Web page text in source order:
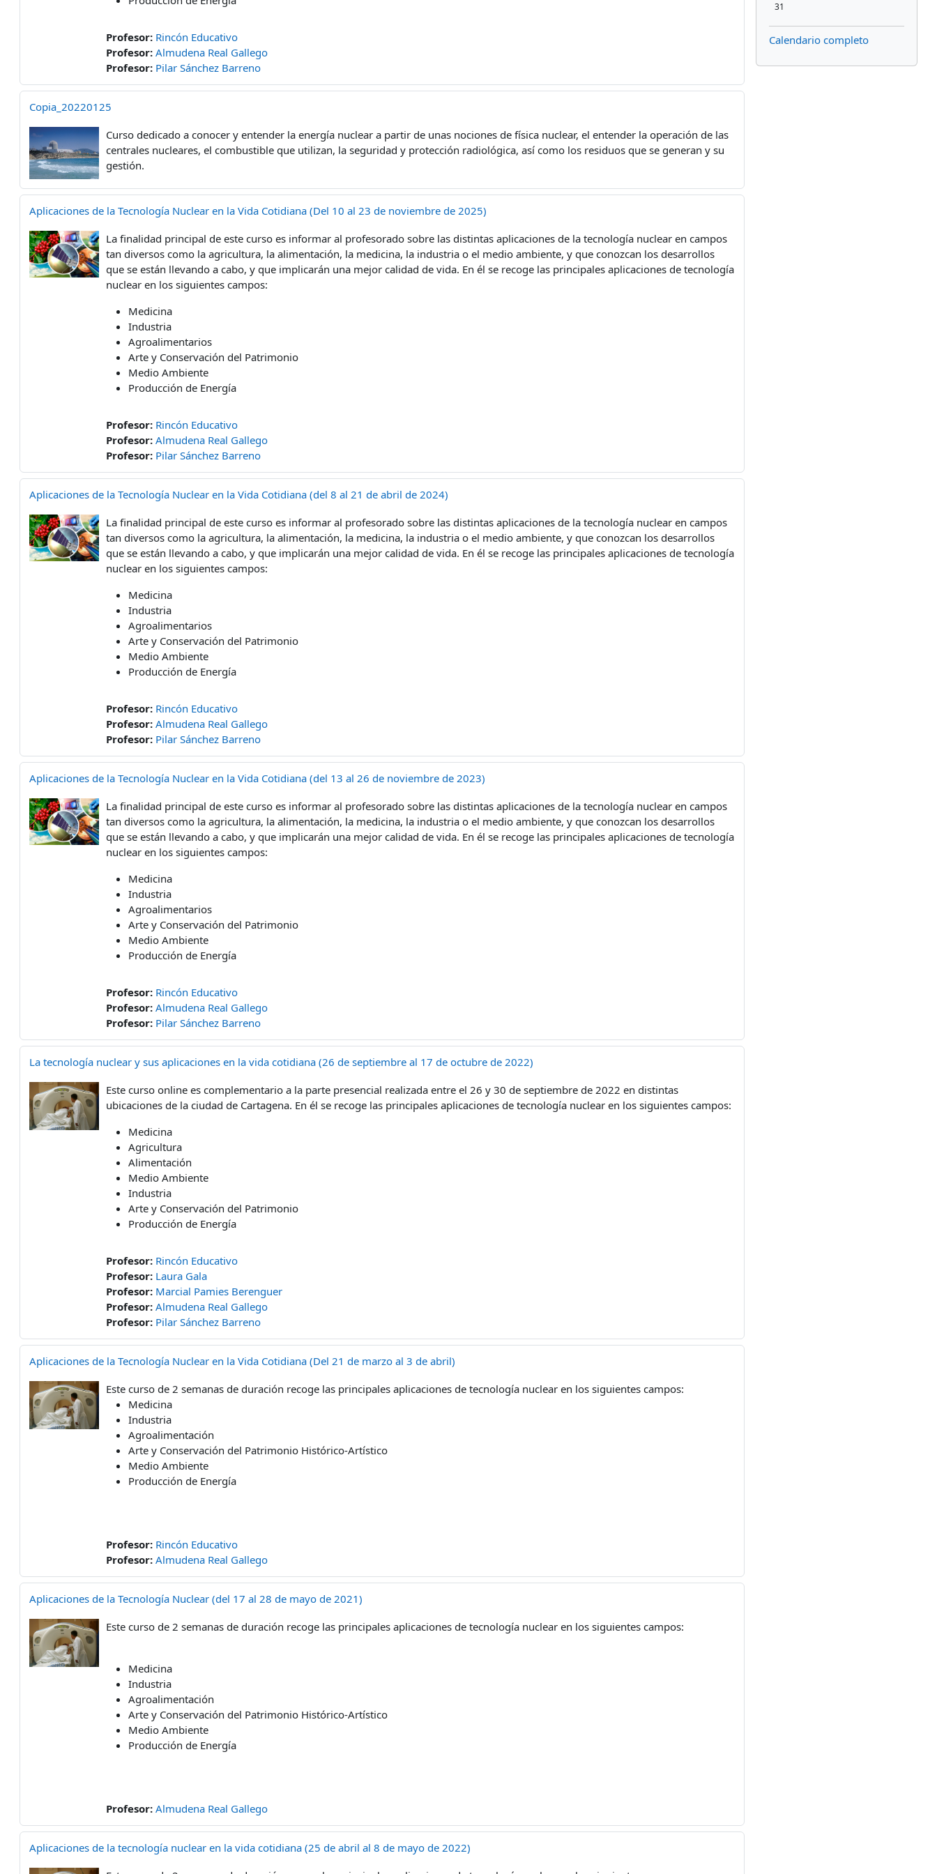
Profesor: Rincón Educativo
Profesor: Almudena Real Gallego
Profesor: Pilar Sánchez Barreno
Copia_20220125
Curso dedicado a conocer y entender la energía nuclear a partir de unas nociones de física nuclear, el entender la operación de las
centrales nucleares, el combustible que utilizan, la seguridad y protección radiológica, así como los residuos que se generan y su
gestión.
Aplicaciones de la Tecnología Nuclear en la Vida Cotidiana (Del 10 al 23 de noviembre de 2025)
La finalidad principal de este curso es informar al profesorado sobre las distintas aplicaciones de la tecnología nuclear en campos
tan diversos como la agricultura, la alimentación, la medicina, la industria o el medio ambiente, y que conozcan los desarrollos
que se están llevando a cabo, y que implicarán una mejor calidad de vida. En él se recoge las principales aplicaciones de tecnología
nuclear en los siguientes campos:
Medicina
Industria
Agroalimentarios
Arte y Conservación del Patrimonio
Medio Ambiente
Producción de Energía
Profesor: Rincón Educativo
Profesor: Almudena Real Gallego
Profesor: Pilar Sánchez Barreno
Aplicaciones de la Tecnología Nuclear en la Vida Cotidiana (del 8 al 21 de abril de 2024)
La finalidad principal de este curso es informar al profesorado sobre las distintas aplicaciones de la tecnología nuclear en campos
tan diversos como la agricultura, la alimentación, la medicina, la industria o el medio ambiente, y que conozcan los desarrollos
que se están llevando a cabo, y que implicarán una mejor calidad de vida. En él se recoge las principales aplicaciones de tecnología
nuclear en los siguientes campos:
Medicina
Industria
Agroalimentarios
Arte y Conservación del Patrimonio
Medio Ambiente
Producción de Energía
Profesor: Rincón Educativo
Profesor: Almudena Real Gallego
Profesor: Pilar Sánchez Barreno
Aplicaciones de la Tecnología Nuclear en la Vida Cotidiana (del 13 al 26 de noviembre de 2023)
La finalidad principal de este curso es informar al profesorado sobre las distintas aplicaciones de la tecnología nuclear en campos
tan diversos como la agricultura, la alimentación, la medicina, la industria o el medio ambiente, y que conozcan los desarrollos
que se están llevando a cabo, y que implicarán una mejor calidad de vida. En él se recoge las principales aplicaciones de tecnología
nuclear en los siguientes campos:
Medicina
Industria
Agroalimentarios
Arte y Conservación del Patrimonio
Medio Ambiente
Producción de Energía
Profesor: Rincón Educativo
Profesor: Almudena Real Gallego
Profesor: Pilar Sánchez Barreno
La tecnología nuclear y sus aplicaciones en la vida cotidiana (26 de septiembre al 17 de octubre de 2022)
Este curso online es complementario a la parte presencial realizada entre el 26 y 30 de septiembre de 2022 en distintas
ubicaciones de la ciudad de Cartagena. En él se recoge las principales aplicaciones de tecnología nuclear en los siguientes campos:
Medicina
Agricultura
Alimentación
Medio Ambiente
Industria
Arte y Conservación del Patrimonio
Producción de Energía
Profesor: Rincón Educativo
Profesor: Laura Gala
Profesor: Marcial Pamies Berenguer
Profesor: Almudena Real Gallego
Profesor: Pilar Sánchez Barreno
Aplicaciones de la Tecnología Nuclear en la Vida Cotidiana (Del 21 de marzo al 3 de abril)
Este curso de 2 semanas de duración recoge las principales aplicaciones de tecnología nuclear en los siguientes campos:
Medicina
Industria
Agroalimentación
Arte y Conservación del Patrimonio Histórico-Artístico
Medio Ambiente
Producción de Energía
Profesor: Rincón Educativo
Profesor: Almudena Real Gallego
Aplicaciones de la Tecnología Nuclear (del 17 al 28 de mayo de 2021)
Este curso de 2 semanas de duración recoge las principales aplicaciones de tecnología nuclear en los siguientes campos:
Medicina
Industria
Agroalimentación
Arte y Conservación del Patrimonio Histórico-Artístico
Medio Ambiente
Producción de Energía
Profesor: Almudena Real Gallego
Aplicaciones de la tecnología nuclear en la vida cotidiana (25 de abril al 8 de mayo de 2022)
31
Calendario completo